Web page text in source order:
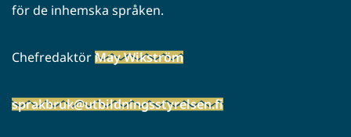
för de inhemska språken.
ChefredaktörMay Wikström
sprakbruk@utbildningsstyrelsen.fi